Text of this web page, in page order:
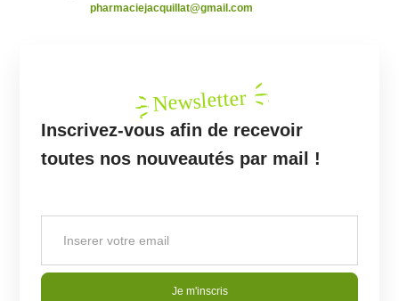
pharmaciejacquillat@gmail.com
Newsletter
Inscrivez-vous afin de recevoir
toutes nos nouveautés par mail !
Je m'inscris